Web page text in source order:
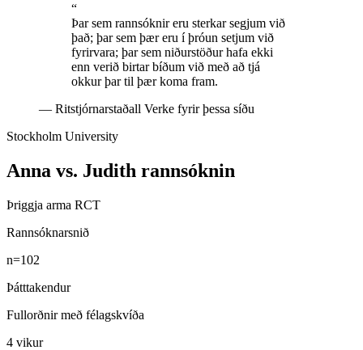
“
Þar sem rannsóknir eru sterkar segjum við
það; þar sem þær eru í þróun setjum við
fyrirvara; þar sem niðurstöður hafa ekki
enn verið birtar bíðum við með að tjá
okkur þar til þær koma fram.
— Ritstjórnarstaðall Verke fyrir þessa síðu
Stockholm University
Anna vs. Judith rannsóknin
Þriggja arma RCT
Rannsóknarsnið
n=102
Þátttakendur
Fullorðnir með félagskvíða
4 vikur